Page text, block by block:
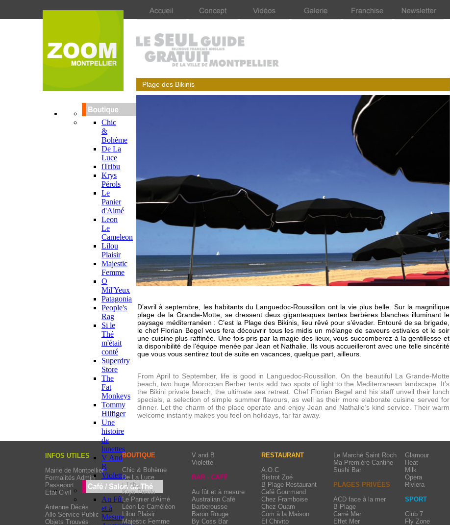
From April to September, life is good in Languedoc-Roussillon. On the beautiful La Grande-Motte
beach, two huge Moroccan Berber tents add two spots of light to the Mediterranean landscape. It’s
the Bikini private beach, the ultimate sea retreat. Chef Florian Begel and his staff unveil their lunch
specials, a selection of simple summer flavours, as well as their more elaborate cuisine served for
dinner. Let the charm of the place operate and enjoy Jean and Nathalie’s kind service. Their warm
welcome instantly makes you feel on holidays, far far away.
D’avril à septembre, les habitants du Languedoc-Roussillon ont la vie plus belle. Sur la magnifique
plage de la Grande-Motte, se dressent deux gigantesques tentes berbères blanches illuminant le
paysage méditerranéen : C’est la Plage des Bikinis, lieu rêvé pour s’évader. Entouré de sa brigade,
le chef Florian Begel vous fera découvrir tous les midis un mélange de saveurs estivales et le soir
une cuisine plus raffinée. Une fois pris par la magie des lieux, vous succomberez à la gentillesse et
la disponibilité de l'équipe menée par Jean et Nathalie. Ils vous accueilleront avec une telle sincérité
que vous vous sentirez tout de suite en vacances, quelque part, ailleurs.
Plage des Bikinis
Chic
&
Bohème
De La
Luce
iTribu
Krys
Pérols
Le
Panier
d'Aimé
Leon
Le
Cameleon
Lilou
Plaisir
Majestic
Femme
O
Mil'Yeux
Patagonia
People's
Rag
Si le
Thé
m'était
conté
Superdry
Store
The
Fat
Monkeys
Tommy
Hilfiger
Une
histoire
de
lunettes
V And
B
Violette
Au Fût
et à
Mesure
V and B
Violette
BAR - CAFÉ
Au fût et à mesure
Australian Café
Barberousse
Baron Rouge
By Coss Bar
Glamour
Heat
Milk
Opera
Riviera
SPORT
Club 7
Fly Zone
INFOS UTILES
Mairie de Montpellier
Formalités Admin
Passeport
Etat Civil
Antenne Décès
Allo Service Public
Objets Trouvés
Le Marché Saint Roch
Ma Première Cantine
Sushi Bar
PLAGES PRIVÉES
ACD face à la mer
B Plage
Carré Mer
Effet Mer
RESTAURANT
A.O.C
Bistrot Zoé
B Plage Restaurant
Café Gourmand
Chez Framboise
Chez Ouam
Com à la Maison
El Chivito
BOUTIQUE
Chic & Bohème
De La Luce
i Tribu
Krys Pérols
Le Panier d'Aimé
Léon Le Caméléon
Lilou Plaisir
Majestic Femme